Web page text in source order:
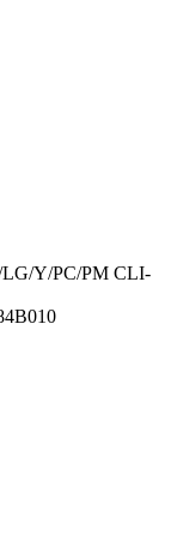
Y/PC/PM CLI-